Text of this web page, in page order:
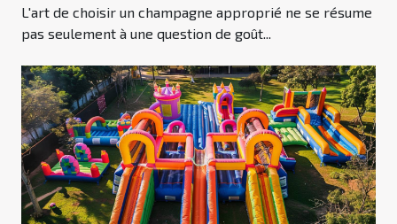
L'art de choisir un champagne approprié ne se résume
pas seulement à une question de goût...